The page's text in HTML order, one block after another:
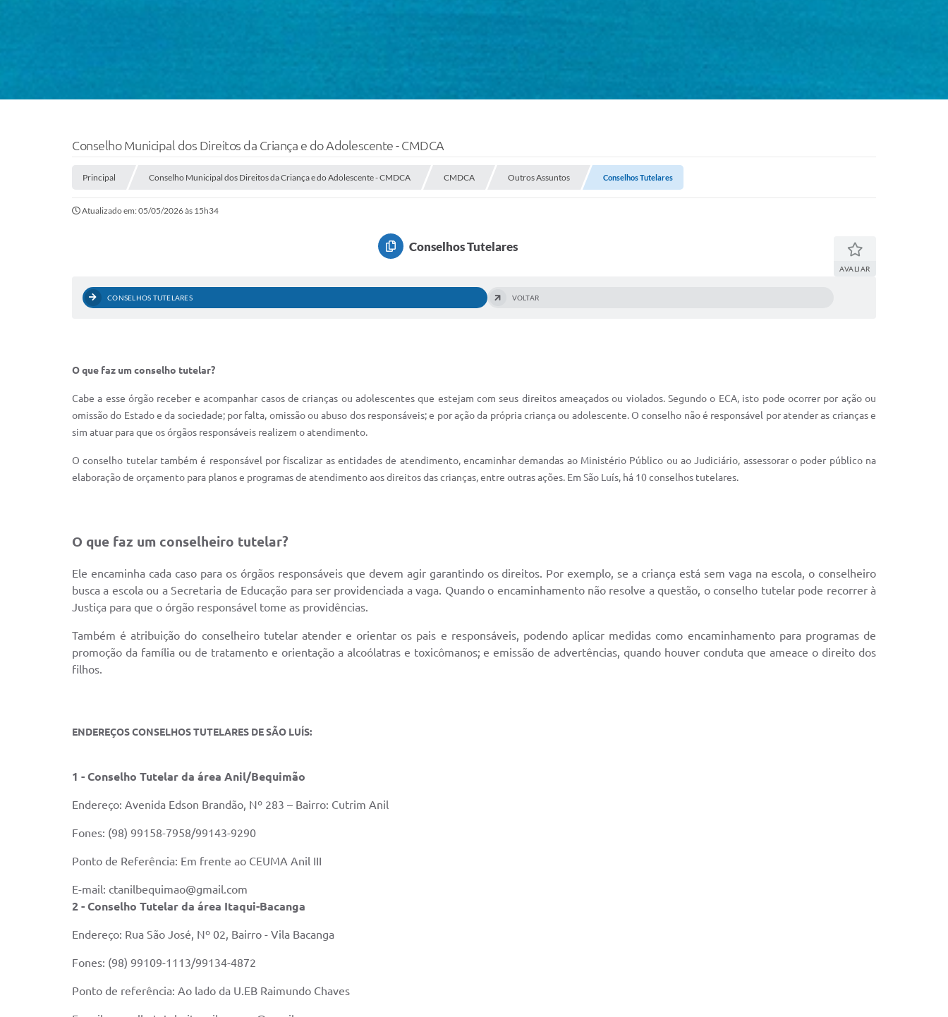
Conselho Municipal dos Direitos da Criança e do Adolescente - CMDCA
Principal Conselho Municipal dos Direitos da Criança e do Adolescente - CMDCA CMDCA Outros Assuntos Conselhos Tutelares
Atualizado em: 05/05/2026 às 15h34
Conselhos Tutelares
AVALIAR
CONSELHOS TUTELARES VOLTAR
O que faz um conselho tutelar?
Cabe a esse órgão receber e acompanhar casos de cri­anças ou adolescentes que estejam com seus direitos ameaça­dos ou violados. Segundo o ECA, isto pode ocorrer por ação ou
omissão do Estado e da sociedade; por falta, omissão ou abuso dos responsáveis; e por ação da própria criança ou adolescen­te. O conselho não é responsável por atender as crianças e
sim atuar para que os órgãos responsáveis realizem o atendimento.
O conselho tutelar também é responsável por fiscalizar as entidades de atendimento, encaminhar demandas ao Ministério Público ou ao Judiciário, assessorar o poder público na
elabo­ração de orçamento para planos e programas de atendimento aos direitos das crianças, entre outras ações. Em São Luís, há 10 conselhos tutelares.
O que faz um conselheiro tutelar?
Ele encaminha cada caso para os órgãos responsáveis que devem agir garantindo os direitos. Por exemplo, se a criança está sem vaga na escola, o conselheiro
busca a escola ou a Secretaria de Educação para ser providenciada a vaga. Quando o encaminhamento não resolve a questão, o conselho tutelar pode recorrer à
Justiça para que o órgão responsável tome as providências.
Também é atribuição do conselheiro tutelar atender e orientar os pais e responsáveis, podendo aplicar medidas como encaminhamento para programas de
promoção da família ou de tratamento e orientação a alcoólatras e toxicômanos; e emissão de advertências, quando houver conduta que ameace o direito dos
filhos.
ENDEREÇOS CONSELHOS TUTELARES DE SÃO LUÍS:
1 - Conselho Tutelar da área Anil/Bequimão
Endereço: Avenida Edson Brandão, Nº 283 – Bairro: Cutrim Anil
Fones: (98) 99158-7958/99143-9290
Ponto de Referência: Em frente ao CEUMA Anil III
E-mail: ctanilbequimao@gmail.com
2 - Conselho Tutelar da área Itaqui-Bacanga
Endereço: Rua São José, Nº 02, Bairro - Vila Bacanga
Fones: (98) 99109-1113/99134-4872
Ponto de referência: Ao lado da U.EB Raimundo Chaves